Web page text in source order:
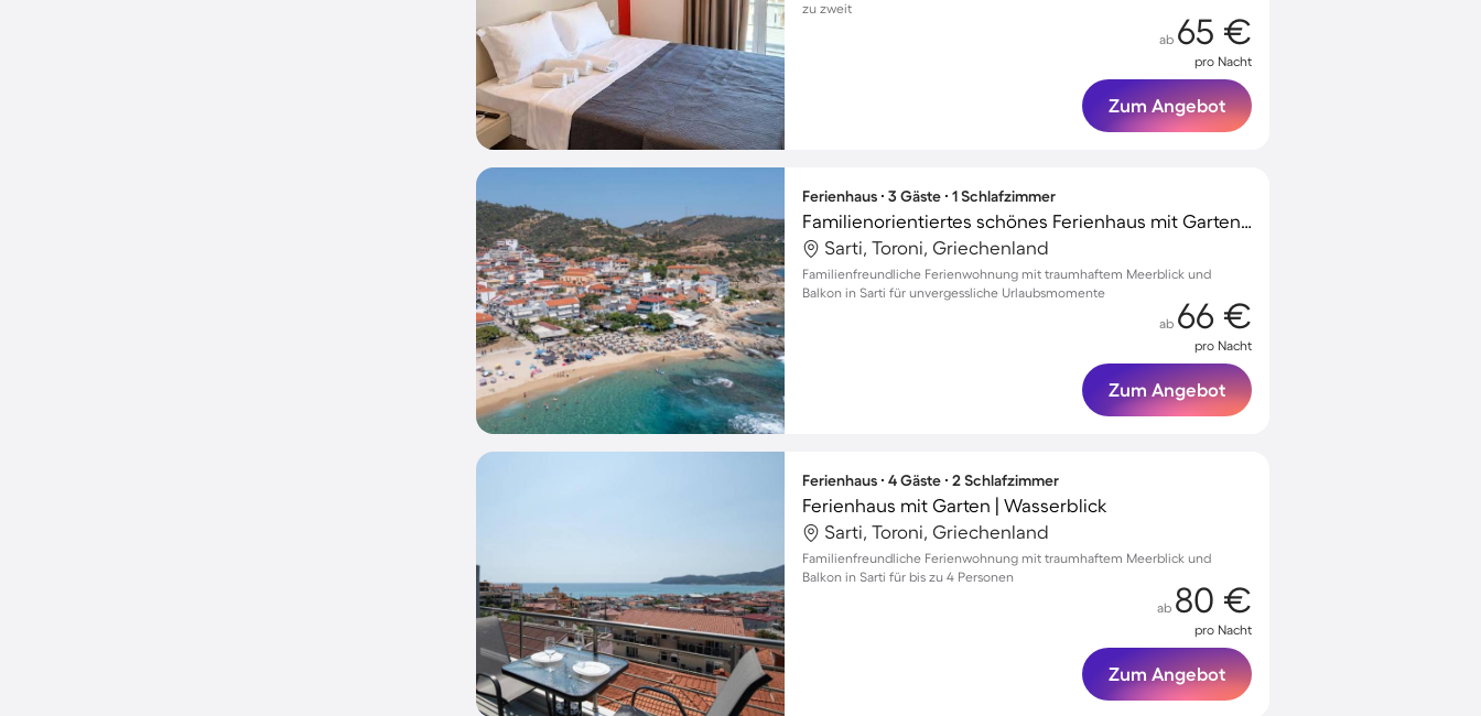
zu zweit
ab 65 €
pro Nacht
Zum Angebot
Ferienhaus ∙ 3 Gäste ∙ 1 Schlafzimmer
Familienorientiertes schönes Ferienhaus mit Garten | Wasserblick | Neben dem Strand
Sarti, Toroni, Griechenland
Familienfreundliche Ferienwohnung mit traumhaftem Meerblick und
Balkon in Sarti für unvergessliche Urlaubsmomente
ab 66 €
pro Nacht
Zum Angebot
Ferienhaus ∙ 4 Gäste ∙ 2 Schlafzimmer
Ferienhaus mit Garten | Wasserblick
Sarti, Toroni, Griechenland
Familienfreundliche Ferienwohnung mit traumhaftem Meerblick und
Balkon in Sarti für bis zu 4 Personen
ab 80 €
pro Nacht
Zum Angebot